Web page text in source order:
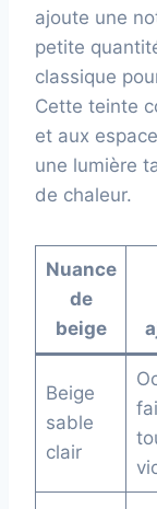
ajoute une
petite
classique
Cette teinte
et aux
une lumière
de chaleur.
Nuance
de
beige
Beige
sable
clair